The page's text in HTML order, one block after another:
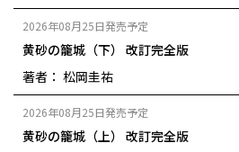
2026年08月25日発売予定
黄砂の籠城（下） 改訂完全版
著者： 松岡圭祐
2026年08月25日発売予定
黄砂の籠城（上） 改訂完全版